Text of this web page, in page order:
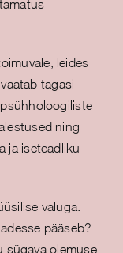
leides
tagasi
ning
ja iseteadliku
valuga.
pääseb?
sügava olemuse